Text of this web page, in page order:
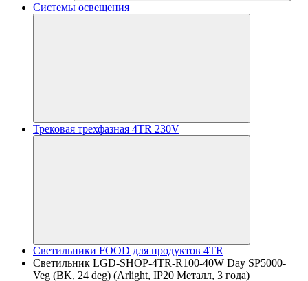
Системы освещения
Трековая трехфазная 4TR 230V
Светильники FOOD для продуктов 4TR
Светильник LGD-SHOP-4TR-R100-40W Day SP5000-
Veg (BK, 24 deg) (Arlight, IP20 Металл, 3 года)